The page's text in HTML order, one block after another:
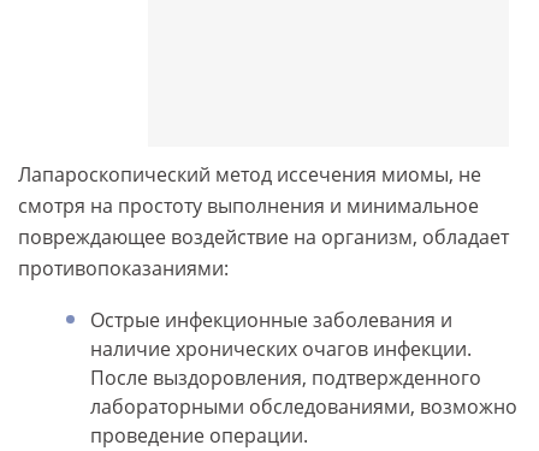
Лапароскопический метод иссечения миомы, не
смотря на простоту выполнения и минимальное
повреждающее воздействие на организм, обладает
противопоказаниями:
Острые инфекционные заболевания и
наличие хронических очагов инфекции.
После выздоровления, подтвержденного
лабораторными обследованиями, возможно
проведение операции.